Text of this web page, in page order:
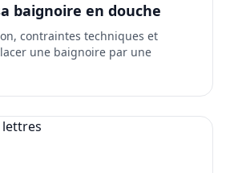
baignoire en douche
contraintes techniques et
une baignoire par une